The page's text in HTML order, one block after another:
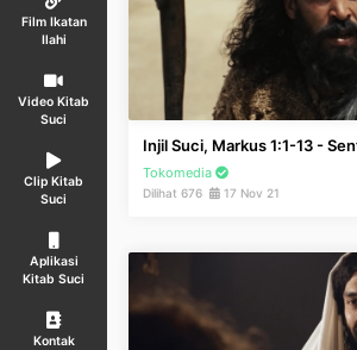
Film Ikatan
Ilahi
Video Kitab
Suci
Clip Kitab
Suci
Aplikasi
Kitab Suci
Kontak
Injil Suci, Markus 1:1-13 -
Tokomedia
Dilihat 676 17 Nov 21